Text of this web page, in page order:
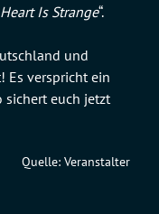
Is Strange“.
und
Es verspricht ein
sichert euch jetzt
Quelle: Veranstalter